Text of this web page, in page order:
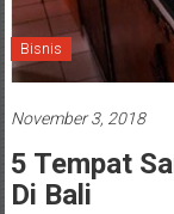
Bisnis
November 3, 2018
5 Tempat
Di Bali